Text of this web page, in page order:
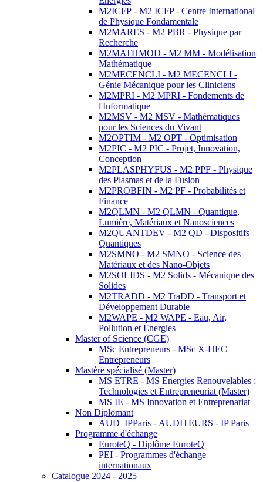
M2ICFP - M2 ICFP - Centre International
de Physique Fondamentale
M2MARES - M2 PBR - Physique par
Recherche
M2MATHMOD - M2 MM - Modélisation
Mathématique
M2MECENCLI - M2 MECENCLI -
Génie Mécanique pour les Cliniciens
M2MPRI - M2 MPRI - Fondements de
l'Informatique
M2MSV - M2 MSV - Mathématiques
pour les Sciences du Vivant
M2OPTIM - M2 OPT - Optimisation
M2PIC - M2 PIC - Projet, Innovation,
Conception
M2PLASPHYFUS - M2 PPF - Physique
des Plasmas et de la Fusion
M2PROBFIN - M2 PF - Probabilités et
Finance
M2QLMN - M2 QLMN - Quantique,
Lumière, Matériaux et Nanosciences
M2QUANTDEV - M2 QD - Dispositifs
Quantiques
M2SMNO - M2 SMNO - Science des
Matériaux et des Nano-Objets
M2SOLIDS - M2 Solids - Mécanique des
Solides
M2TRADD - M2 TraDD - Transport et
Développement Durable
M2WAPE - M2 WAPE - Eau, Air,
Pollution et Énergies
Master of Science (CGE)
MSc Entrepreneurs - MSc X-HEC
Entrepreneurs
Mastère spécialisé (Master)
MS ETRE - MS Energies Renouvelables :
Technologies et Entrepreneuriat (Master)
MS IE - MS Innovation et Entreprenariat
Non Diplomant
AUD_IPParis - AUDITEURS - IP Paris
Programme d'échange
EuroteQ - Diplôme EuroteQ
PEI - Programmes d'échange
internationaux
Catalogue 2024 - 2025